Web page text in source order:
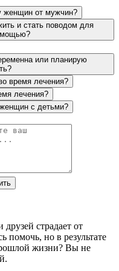
мне нужно лечение!
года назад. От
сосудами, очень
направили на
организм.
работа с
Благодарен
работу. Все это
обретает
В ней будто
женщин от мужчин?
и стать поводом для
или планирую
время лечения?
лечения?
с детьми?
страдает от
помочь, но в результате
жизни? Вы не